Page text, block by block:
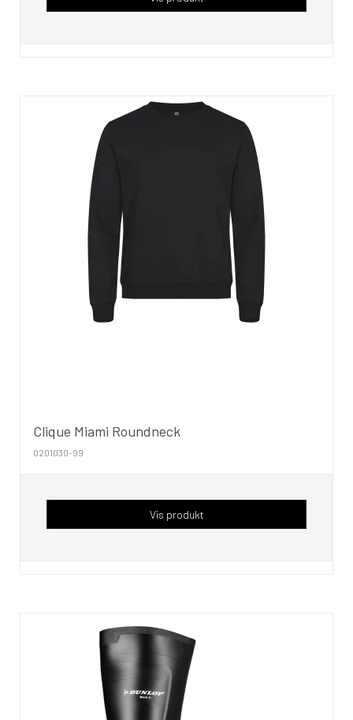
Clique Miami Roundneck
0201030-99
Vis produkt